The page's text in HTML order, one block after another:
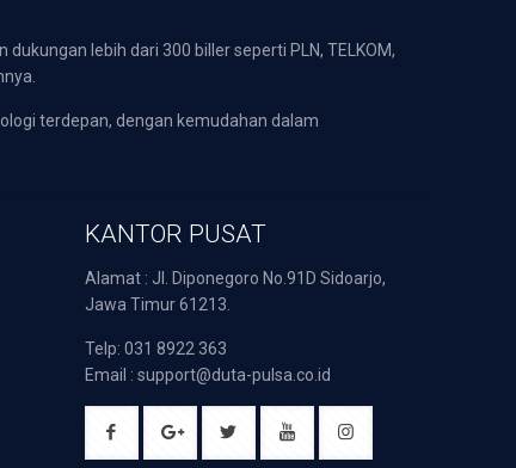
lebih dari 300 biller seperti PLN, TELKOM,
terdepan, dengan kemudahan dalam
KANTOR PUSAT
Alamat : Jl. Diponegoro No.91D Sidoarjo,
Jawa Timur 61213.
Telp: 031 8922 363
Email : support@duta-pulsa.co.id